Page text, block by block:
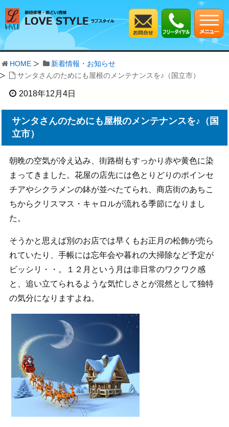
HOME
新着情報・お知らせ
サンタさんのためにも屋根のメンテナンスを♪（国立市）
2018年12月4日
サンタさんのためにも屋根のメンテナンスを♪（国
立市）
朝晩の空気が冷え込み、街路樹もすっかり赤や黄色に染
まってきました。花屋の店先には色とりどりのポインセ
チアやシクラメンの鉢が並べたてられ、商店街のあちこ
ちからクリスマス・キャロルが流れる季節になりまし
た。
そうかと思えば別のお店では早くもお正月の松飾が売ら
れていたり、手帳には忘年会や暮れの大掃除など予定が
ビッシリ・・。１２月という月は非日常のワクワク感
と、追い立てられるような気忙しさとが混然として独特
の気分になりますよね。